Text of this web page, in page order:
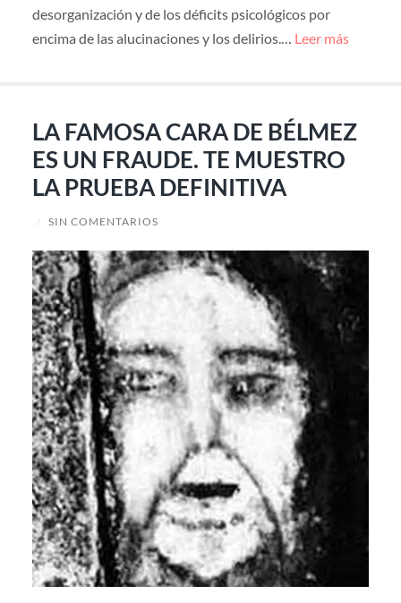
desorganización y de los déficits psicológicos por
encima de las alucinaciones y los delirios.… Leer más
LA FAMOSA CARA DE BÉLMEZ
ES UN FRAUDE. TE MUESTRO
LA PRUEBA DEFINITIVA
/ SIN COMENTARIOS